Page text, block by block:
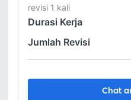
revisi 1 kali
Durasi Kerja
Jumlah Revisi
Chat